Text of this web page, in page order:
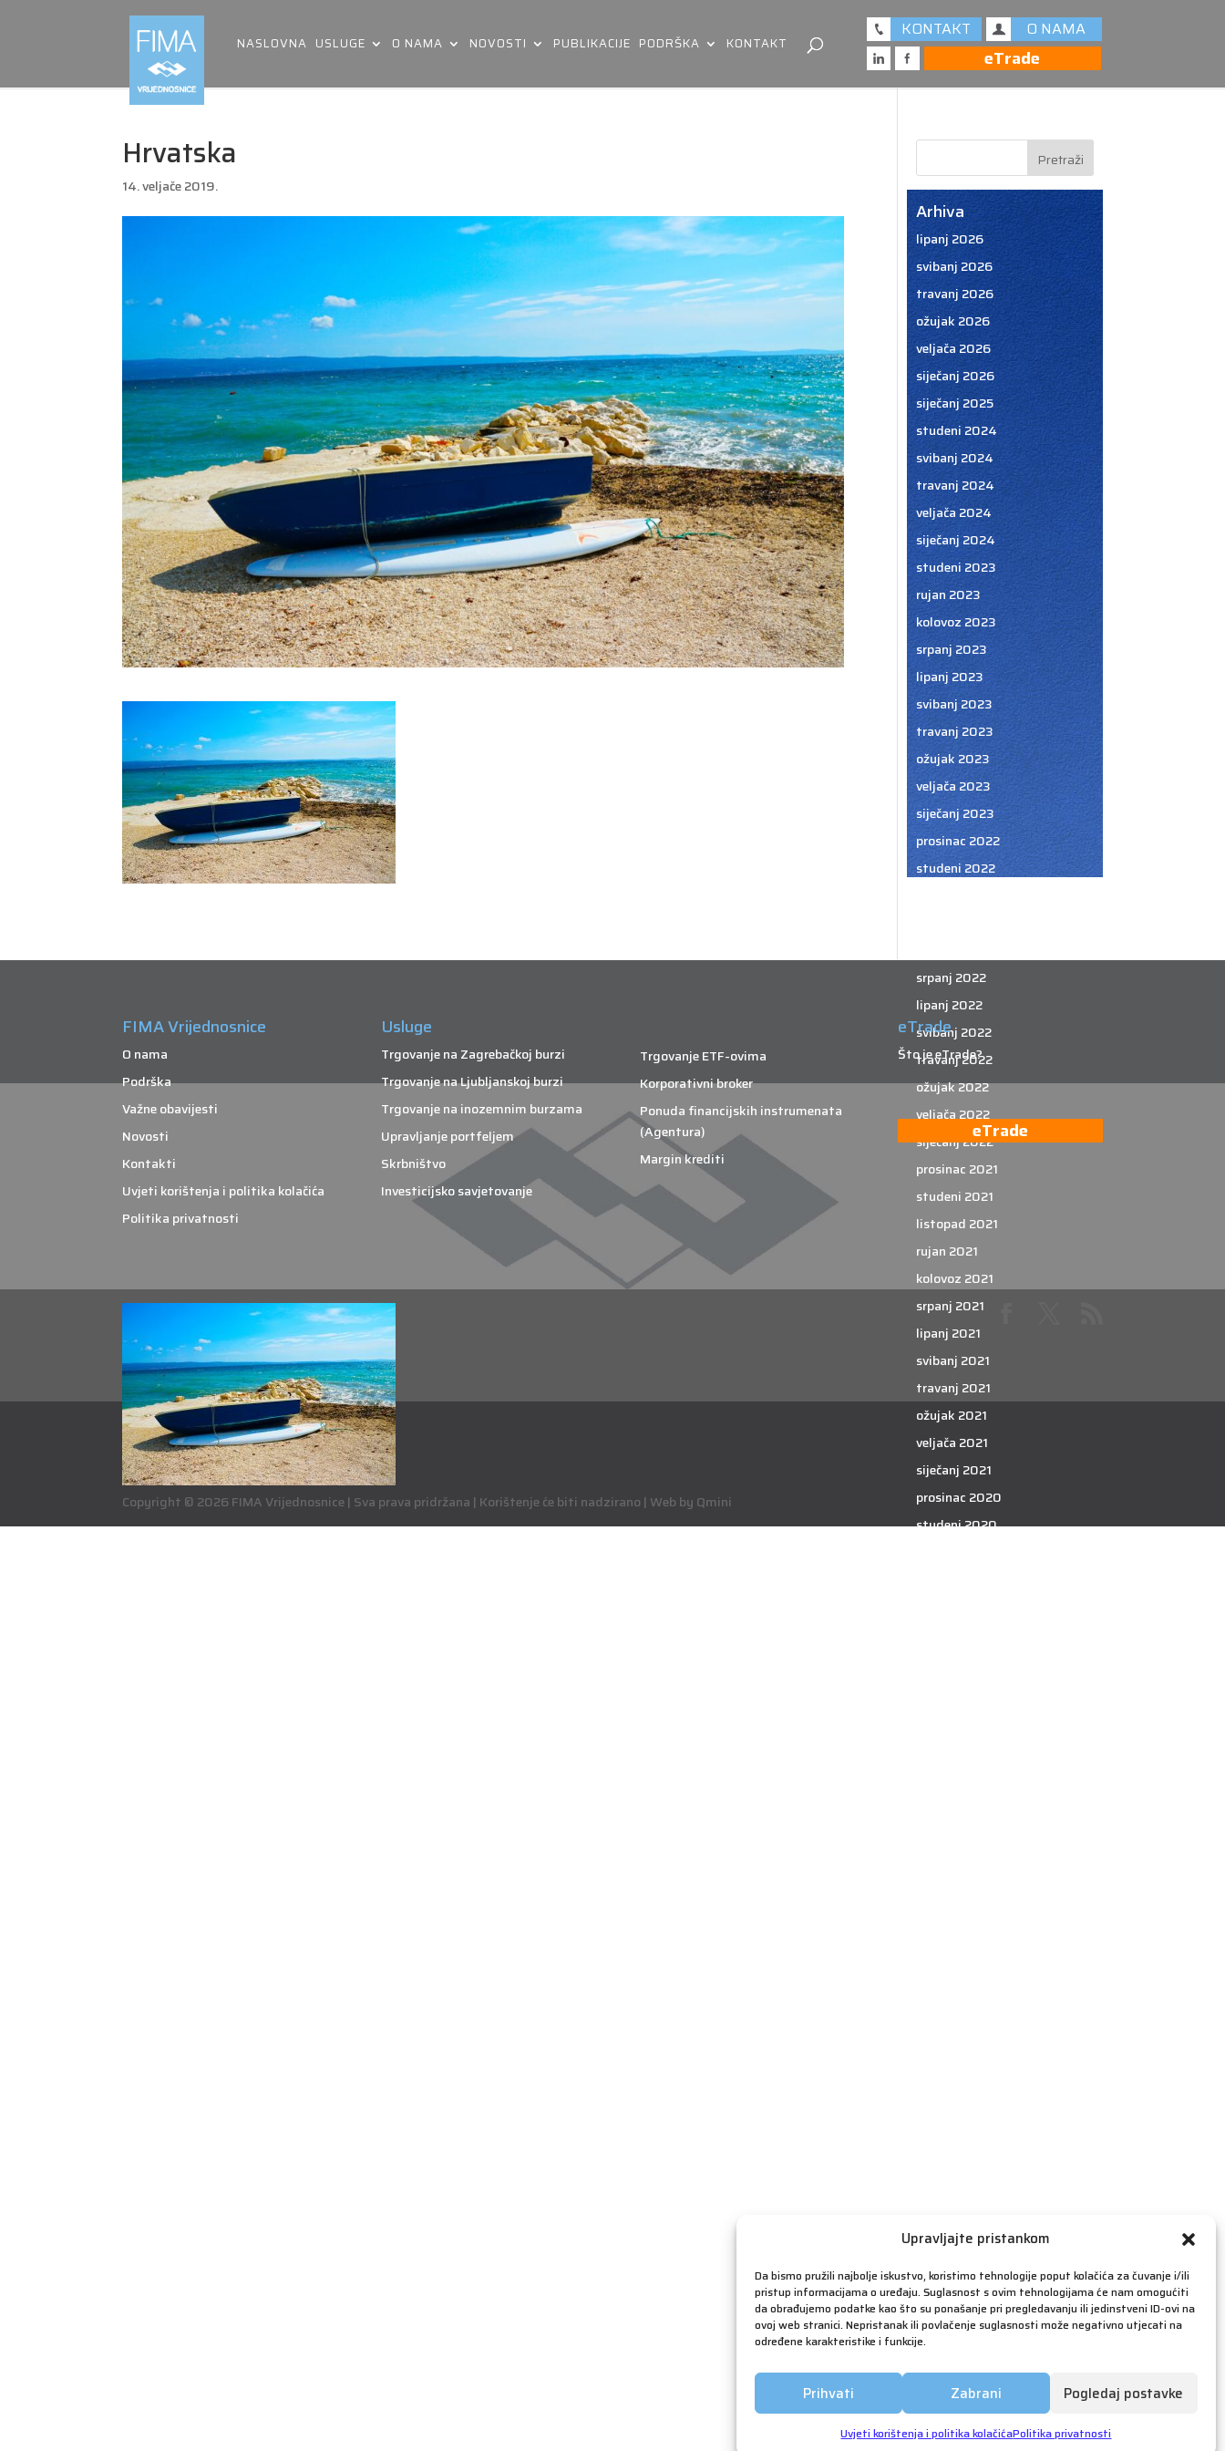
Upravljajte pristankom
Da bismo pružili najbolje iskustvo, koristimo tehnologije poput kolačića za čuvanje i/ili
pristup informacijama o uređaju. Suglasnost s ovim tehnologijama će nam omogućiti
da obrađujemo podatke kao što su ponašanje pri pregledavanju ili jedinstveni ID-ovi na
ovoj web stranici. Nepristanak ili povlačenje suglasnosti može negativno utjecati na
određene karakteristike i funkcije.
Prihvati Zabrani Pogledaj postavke
Uvjeti korištenja i politika kolačićaPolitika privatnosti
NASLOVNA USLUGE O NAMA NOVOSTI PUBLIKACIJE PODRŠKA KONTAKT
KONTAKT O NAMA
eTrade
Hrvatska
14. veljače 2019.
Arhiva
lipanj 2026
svibanj 2026
travanj 2026
ožujak 2026
veljača 2026
siječanj 2026
siječanj 2025
studeni 2024
svibanj 2024
travanj 2024
veljača 2024
siječanj 2024
studeni 2023
rujan 2023
kolovoz 2023
srpanj 2023
lipanj 2023
svibanj 2023
travanj 2023
ožujak 2023
veljača 2023
siječanj 2023
prosinac 2022
studeni 2022
srpanj 2022
lipanj 2022
svibanj 2022
travanj 2022
ožujak 2022
veljača 2022
siječanj 2022
prosinac 2021
studeni 2021
listopad 2021
rujan 2021
kolovoz 2021
srpanj 2021
lipanj 2021
svibanj 2021
travanj 2021
ožujak 2021
veljača 2021
siječanj 2021
prosinac 2020
studeni 2020
rujan 2018
srpanj 2018
lipanj 2018
svibanj 2018
ožujak 2018
siječanj 2018
prosinac 2017
FIMA Vrijednosnice
O nama
Podrška
Važne obavijesti
Novosti
Kontakti
Uvjeti korištenja i politika kolačića
Politika privatnosti
Usluge
Trgovanje na Zagrebačkoj burzi
Trgovanje na Ljubljanskoj burzi
Trgovanje na inozemnim burzama
Upravljanje portfeljem
Skrbništvo
Investicijsko savjetovanje
Trgovanje ETF-ovima
Korporativni broker
Ponuda financijskih instrumenata
(Agentura)
Margin krediti
eTrade
Što je eTrade?
eTrade
Copyright © 2026 FIMA Vrijednosnice | Sva prava pridržana | Korištenje će biti nadzirano | Web by Qmini